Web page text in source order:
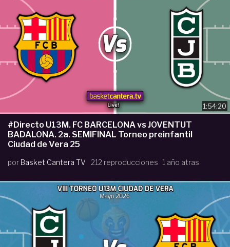
1:54:20
#Directo U13M. FC BARCELONA vs JOVENTUT
BADALONA. 2a. SEMIFINAL Torneo preinfantil
Ciudad de Vera 25
por Basket Cantera TV 212 reproducciones 1 año atras